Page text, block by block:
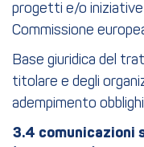
progetti e/o
Commissione
Base giuridica del
titolare e degli
adempimento
3.4